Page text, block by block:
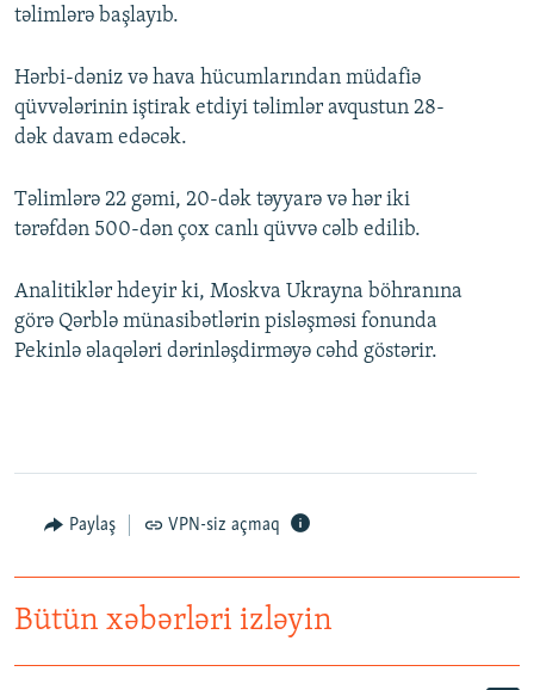
XƏBƏR BÜLLETENLƏRIMIZ
təlimlərə başlayıb.
Hərbi-dəniz və hava hücumlarından müdafiə
qüvvələrinin iştirak etdiyi təlimlər avqustun 28-
dək davam edəcək.
Təlimlərə 22 gəmi, 20-dək təyyarə və hər iki
tərəfdən 500-dən çox canlı qüvvə cəlb edilib.
Analitiklər hdeyir ki, Moskva Ukrayna böhranına
görə Qərblə münasibətlərin pisləşməsi fonunda
Pekinlə əlaqələri dərinləşdirməyə cəhd göstərir.
Paylaş VPN-siz açmaq
Bütün xəbərləri izləyin